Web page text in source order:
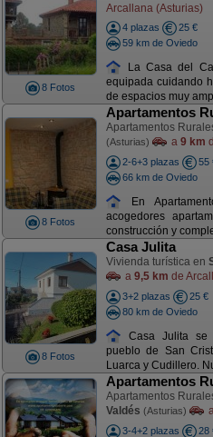
8 Fotos
Arcallana (Asturias)
4 plazas
25 €
59 km de Oviedo
La Casa del
equipada cuidando
de espacios muy
8 Fotos
Apartamentos
Apartamentos
(Asturias) a 9 km
2-6+3 plazas
55
66 km de Oviedo
En
acogedores
construcción y
8 Fotos
Casa Julita
Vivienda turística en
a 9,5 km de
3+2 plazas
25 €
80 km de Oviedo
Casa Julita se
pueblo de San
Luarca y Cudillero.
Apartamentos
Apartamentos
Valdés (Asturias)
3-4+2 plazas
28